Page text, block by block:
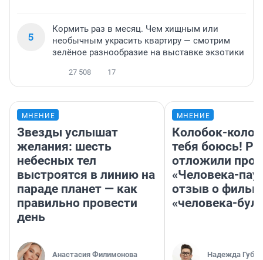
5
Кормить раз в месяц. Чем хищным или
необычным украсить квартиру — смотрим
зелёное разнообразие на выставке экзотики
27 508 17
МНЕНИЕ
Звезды услышат
желания: шесть
небесных тел
выстроятся в линию на
параде планет — как
правильно провести
день
Анастасия Филимонова
МНЕНИЕ
Колобок-
тебя боюсь!
отложили
«Человека-
отзыв о
«человека-
Надежда